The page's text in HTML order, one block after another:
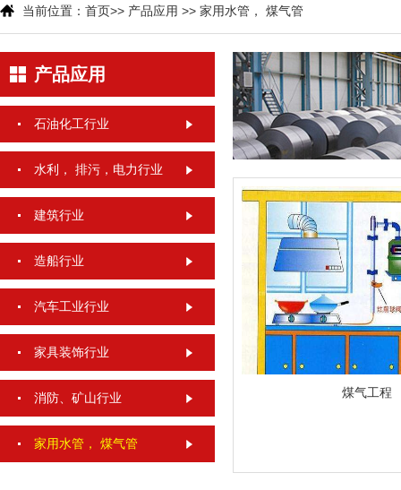
当前位置： 首页>> 产品应用 >> 家用水管， 煤气管
产品应用
石油化工行业
水利， 排污，电力行业
建筑行业
造船行业
汽车工业行业
家具装饰行业
消防、矿山行业
家用水管， 煤气管
煤气工程